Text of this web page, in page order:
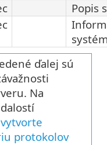
Popis
ďalej sú
Na
vytvorte
protokolov